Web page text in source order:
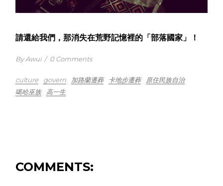
請還給我們，那消失在荒野記憶裡的「部落國家」！
By Awui / 0 Comments
culture govern 加路蘭遷葬 卡地步遷葬
原住民族自治
噶哈巫族
高一生
COMMENTS: